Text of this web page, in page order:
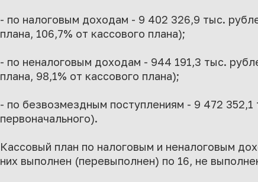
- по налоговым доходам - 9 402 326,9 тыс.
плана, 106,7% от кассового плана);
- по неналоговым доходам - 944 191,3 тыс.
плана, 98,1% от кассового плана);
- по безвозмездным поступлениям - 9 472
первоначального).
Кассовый план по налоговым и неналоговым
них выполнен (перевыполнен) по 16, не